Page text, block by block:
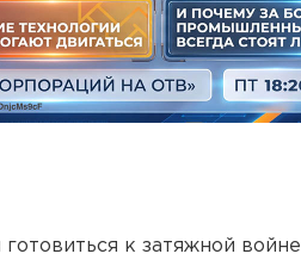
к затяжной войне